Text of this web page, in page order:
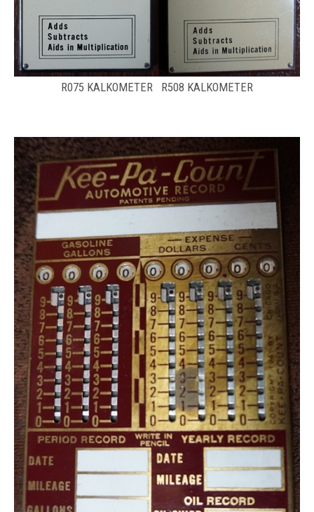
R075 KALKOMETER R508 KALKOMETER